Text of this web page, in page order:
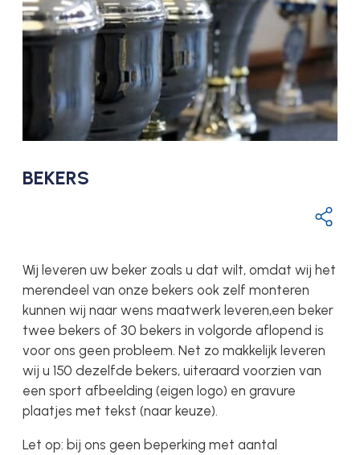
BEKERS
Wij leveren uw beker zoals u dat wilt, omdat wij het
merendeel van onze bekers ook zelf monteren
kunnen wij naar wens maatwerk leveren,een beker
twee bekers of 30 bekers in volgorde aflopend is
voor ons geen probleem. Net zo makkelijk leveren
wij u 150 dezelfde bekers, uiteraard voorzien van
een sport afbeelding (eigen logo) en gravure
plaatjes met tekst (naar keuze).
Let op: bij ons geen beperking met aantal